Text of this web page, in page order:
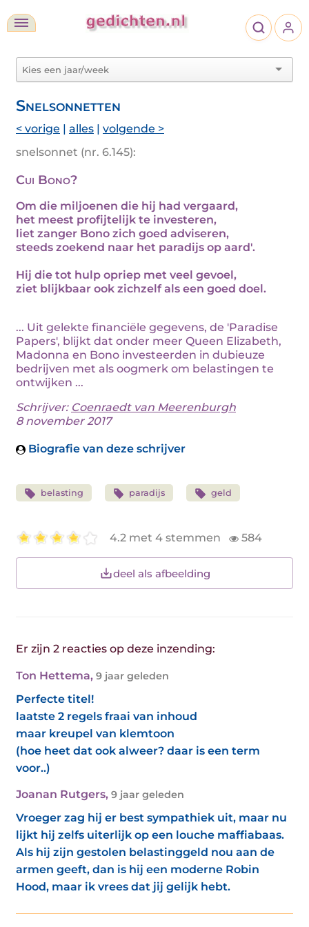
Snelsonnetten
< vorige | alles | volgende >
snelsonnet (nr. 6.145):
Cui Bono?
Om die miljoenen die hij had vergaard,
het meest profijtelijk te investeren,
liet zanger Bono zich goed adviseren,
steeds zoekend naar het paradijs op aard'.
Hij die tot hulp opriep met veel gevoel,
ziet blijkbaar ook zichzelf als een goed doel.
... Uit gelekte financiële gegevens, de 'Paradise
Papers', blijkt dat onder meer Queen Elizabeth,
Madonna en Bono investeerden in dubieuze
bedrijven met als oogmerk om belastingen te
ontwijken ...
Schrijver: Coenraedt van Meerenburgh
8 november 2017
Biografie van deze schrijver
belasting paradijs geld
4.2 met 4 stemmen 584
deel als afbeelding
Er zijn 2 reacties op deze inzending:
Ton Hettema, 9 jaar geleden
Perfecte titel!
laatste 2 regels fraai van inhoud
maar kreupel van klemtoon
(hoe heet dat ook alweer? daar is een term
voor..)
Joanan Rutgers, 9 jaar geleden
Vroeger zag hij er best sympathiek uit, maar nu
lijkt hij zelfs uiterlijk op een louche maffiabaas.
Als hij zijn gestolen belastinggeld nou aan de
armen geeft, dan is hij een moderne Robin
Hood, maar ik vrees dat jij gelijk hebt.